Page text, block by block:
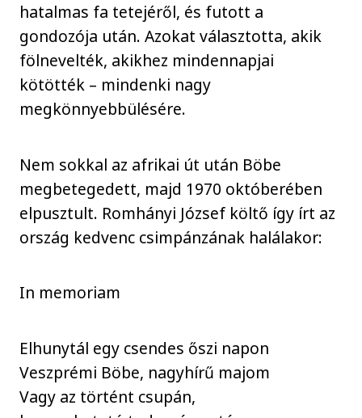
hatalmas fa tetejéről, és futott a
gondozója után. Azokat választotta, akik
fölnevelték, akikhez mindennapjai
kötötték – mindenki nagy
megkönnyebbülésére.
Nem sokkal az afrikai út után Böbe
megbetegedett, majd 1970 októberében
elpusztult. Romhányi József költő így írt az
ország kedvenc csimpánzának halálakor:
In memoriam
Elhunytál egy csendes őszi napon
Veszprémi Böbe, nagyhírű majom
Vagy az történt csupán,